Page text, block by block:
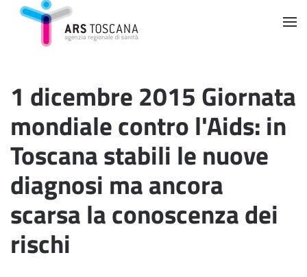
1 dicembre 2015 Giornata
mondiale contro l'Aids: in
Toscana stabili le nuove
diagnosi ma ancora
scarsa la conoscenza dei
rischi